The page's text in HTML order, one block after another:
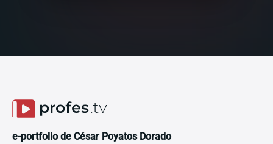
e-portfolio de César Poyatos Dorado